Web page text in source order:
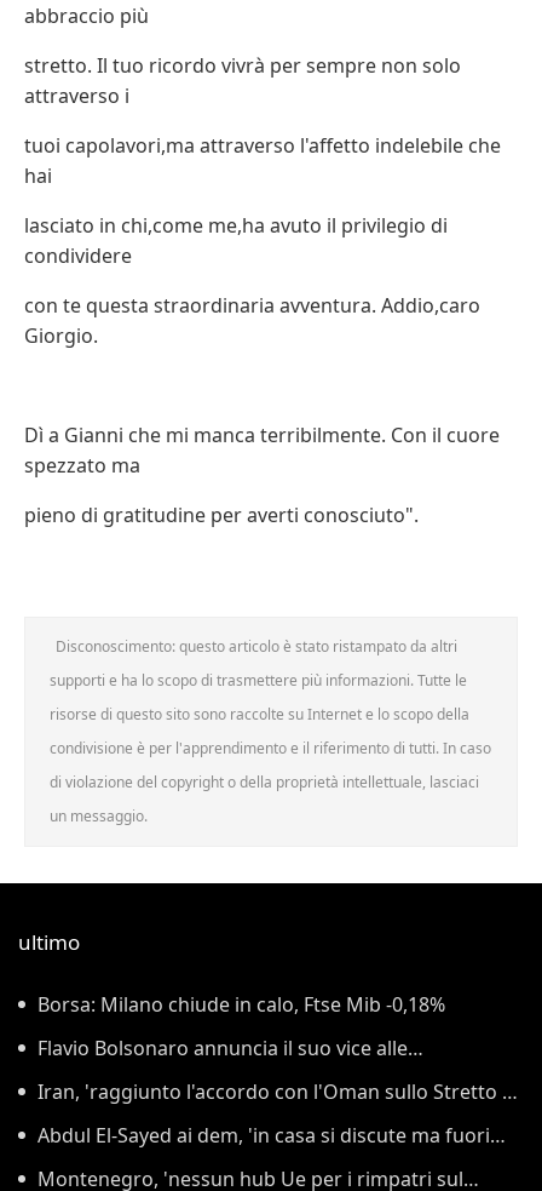
abbraccio più
stretto. Il tuo ricordo vivrà per sempre non solo
attraverso i
tuoi capolavori,ma attraverso l'affetto indelebile che
hai
lasciato in chi,come me,ha avuto il privilegio di
condividere
con te questa straordinaria avventura. Addio,caro
Giorgio.
Dì a Gianni che mi manca terribilmente. Con il cuore
spezzato ma
pieno di gratitudine per averti conosciuto".
Disconoscimento: questo articolo è stato ristampato da altri
supporti e ha lo scopo di trasmettere più informazioni. Tutte le
risorse di questo sito sono raccolte su Internet e lo scopo della
condivisione è per l'apprendimento e il riferimento di tutti. In caso
di violazione del copyright o della proprietà intellettuale, lasciaci
un messaggio.
ultimo
Borsa: Milano chiude in calo, Ftse Mib -0,18%
Flavio Bolsonaro annuncia il suo vice alle
presidenziali di ottobre
Iran, 'raggiunto l'accordo con l'Oman sullo Stretto di
Hormuz'
Abdul El-Sayed ai dem, 'in casa si discute ma fuori
serve unità'
Montenegro, 'nessun hub Ue per i rimpatri sul